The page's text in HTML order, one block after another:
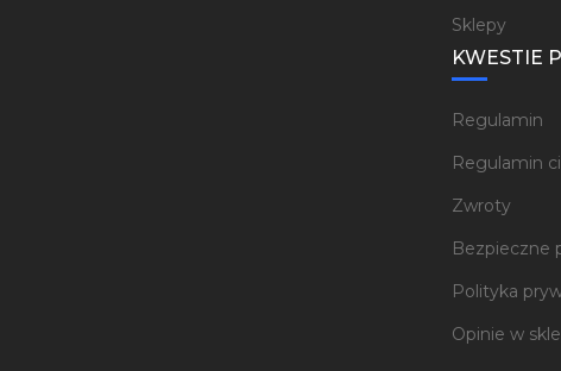
Sklepy
KWESTIE
Regulamin
Regulamin
Zwroty
Bezpieczne
Polityka
Opinie w